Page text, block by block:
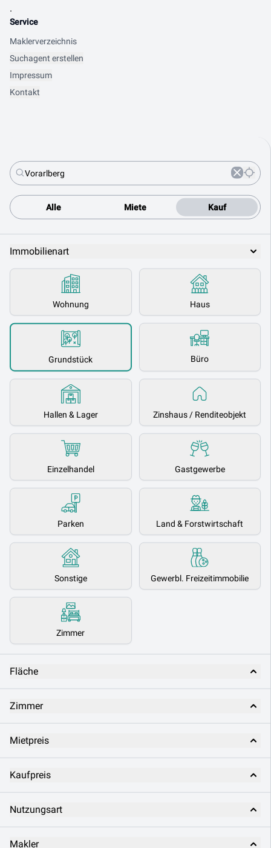
Alle Miete Kauf
Immobilienart
Wohnung Haus
Grundstück Büro
Hallen & Lager Zinshaus / Renditeobjekt
Einzelhandel Gastgewerbe
Parken Land & Forstwirtschaft
Sonstige Gewerbl. Freizeitimmobilie
Zimmer
Fläche
Zimmer
Mietpreis
Kaufpreis
Nutzungsart
Makler
.
Service
Maklerverzeichnis
Suchagent erstellen
Impressum
Kontakt